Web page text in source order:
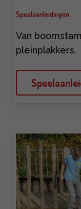
Speelaanleidingen
Van
pleinplakkers.
Learn
more